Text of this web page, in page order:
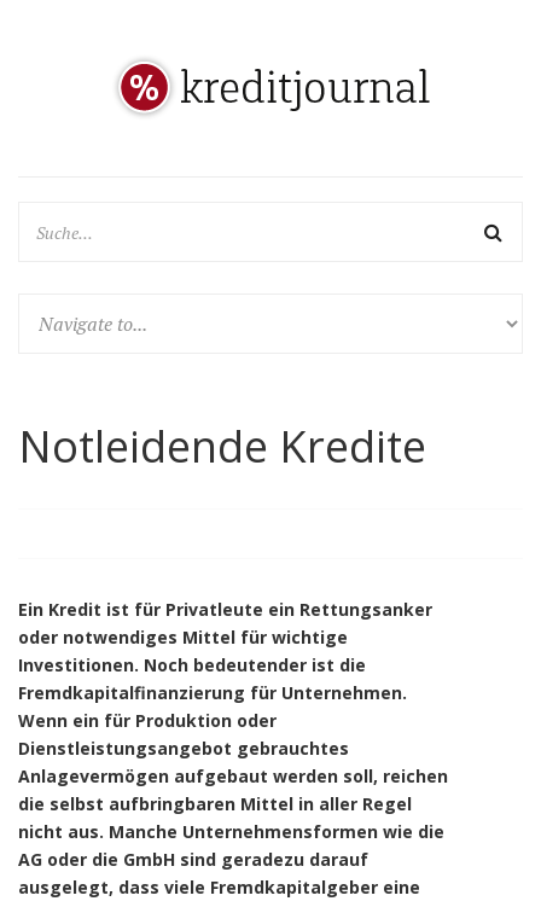
Notleidende Kredite
Ein Kredit ist für Privatleute ein Rettungsanker
oder notwendiges Mittel für wichtige
Investitionen. Noch bedeutender ist die
Fremdkapitalfinanzierung für Unternehmen.
Wenn ein für Produktion oder
Dienstleistungsangebot gebrauchtes
Anlagevermögen aufgebaut werden soll, reichen
die selbst aufbringbaren Mittel in aller Regel
nicht aus. Manche Unternehmensformen wie die
AG oder die GmbH sind geradezu darauf
ausgelegt, dass viele Fremdkapitalgeber eine